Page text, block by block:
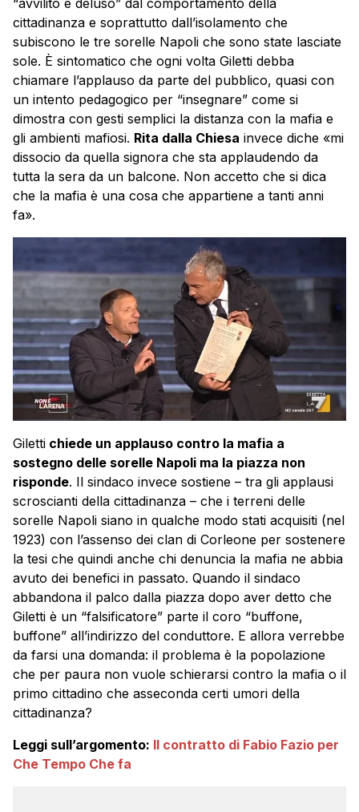
cittadinanza e soprattutto dall’isolamento che
subiscono le tre sorelle Napoli che sono state lasciate
sole. È sintomatico che ogni volta Giletti debba
chiamare l’applauso da parte del pubblico, quasi con
un intento pedagogico per “insegnare” come si
dimostra con gesti semplici la distanza con la mafia e
gli ambienti mafiosi. Rita dalla Chiesa invece diche «mi
dissocio da quella signora che sta applaudendo da
tutta la sera da un balcone. Non accetto che si dica
che la mafia è una cosa che appartiene a tanti anni
fa».
Giletti chiede un applauso contro la mafia a
sostegno delle sorelle Napoli ma la piazza non
risponde. Il sindaco invece sostiene – tra gli applausi
scroscianti della cittadinanza – che i terreni delle
sorelle Napoli siano in qualche modo stati acquisiti (nel
1923) con l’assenso dei clan di Corleone per sostenere
la tesi che quindi anche chi denuncia la mafia ne abbia
avuto dei benefici in passato. Quando il sindaco
abbandona il palco dalla piazza dopo aver detto che
Giletti è un “falsificatore” parte il coro “buffone,
buffone” all’indirizzo del conduttore. E allora verrebbe
da farsi una domanda: il problema è la popolazione
che per paura non vuole schierarsi contro la mafia o il
primo cittadino che asseconda certi umori della
cittadinanza?
Leggi sull’argomento: Il contratto di Fabio Fazio per
Che Tempo Che fa